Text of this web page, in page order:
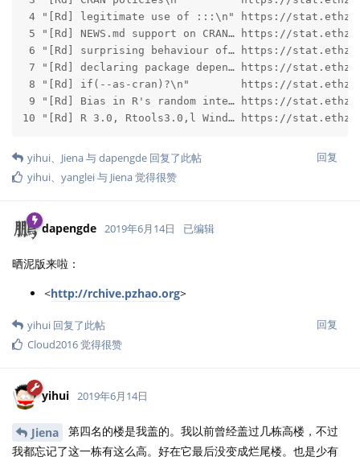
4 "[Rd] legitimate use of :::\n" https://
5 "[Rd] NEWS.md support on CRAN… https://
6 "[Rd] surprising behaviour of… https://
7 "[Rd] declaring package depen… https://
8 "[Rd] if(--as-cran)?\n"        https://
9 "[Rd] Bias in R's random inte… https://
10 "[Rd] R 3.0, Rtools3.0,l Wind… https://
回复
yihui、 Jiena与dapengde 回复了此帖
yihui、 yanglei与 Jiena觉得很赞
dapengde 2019年6月14日 已编辑
晒泥版来啦：
<http://rchive.pzhao.org>
回复
yihui 回复了此帖
Cloud2016觉得很赞
yihui 2019年6月14日
Jiena
第四名的楼是我盖的。我以前曾经盖过几栋高楼，不过
我都忘记了这一栋有这么高。好在它最后没变成烂尾楼。也是少有